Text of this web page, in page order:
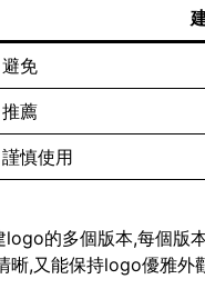
避免
推薦
謹慎使用
的多個版本,每個版
,又能保持logo優雅外